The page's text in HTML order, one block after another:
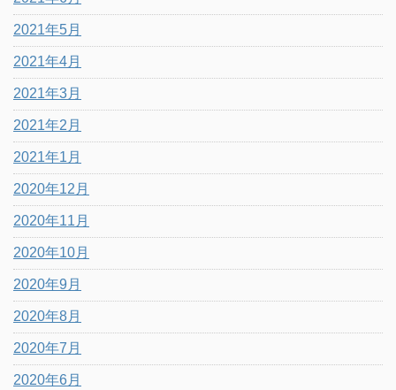
2021年5月
2021年4月
2021年3月
2021年2月
2021年1月
2020年12月
2020年11月
2020年10月
2020年9月
2020年8月
2020年7月
2020年6月